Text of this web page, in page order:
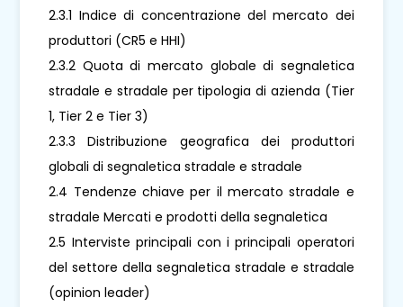
2.3.1 Indice di concentrazione del mercato dei
produttori (CR5 e HHI)
2.3.2 Quota di mercato globale di segnaletica
stradale e stradale per tipologia di azienda (Tier
1, Tier 2 e Tier 3)
2.3.3 Distribuzione geografica dei produttori
globali di segnaletica stradale e stradale
2.4 Tendenze chiave per il mercato stradale e
stradale Mercati e prodotti della segnaletica
2.5 Interviste principali con i principali operatori
del settore della segnaletica stradale e stradale
(opinion leader)